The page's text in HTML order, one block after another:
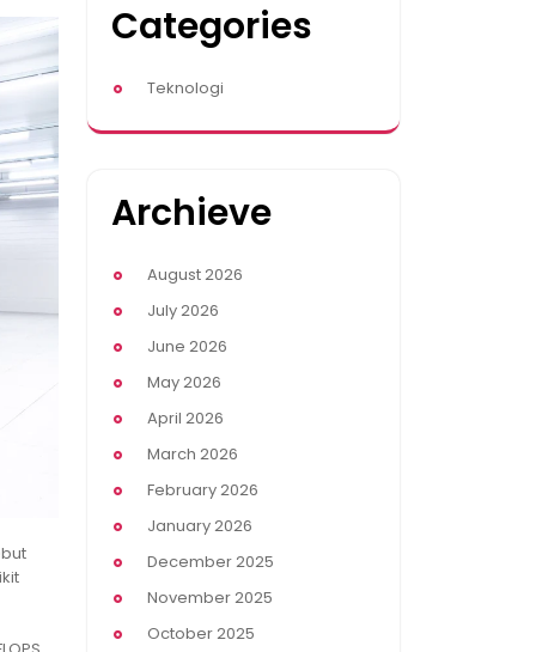
Categories
Teknologi
Archieve
August 2026
July 2026
June 2026
May 2026
April 2026
March 2026
February 2026
January 2026
December 2025
November 2025
October 2025